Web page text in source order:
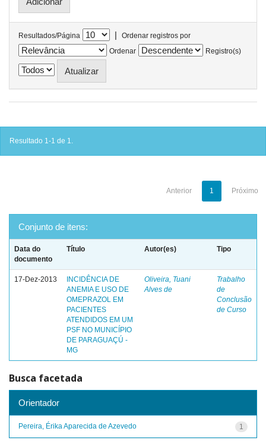
Resultados/Página |
Ordenar registros por
Ordenar
Registro(s)
Resultado 1-1 de 1.
Anterior 1 Próximo
Conjunto de itens:
Data do
documento
Título Autor(es) Tipo
17-Dez-2013
INCIDÊNCIA DE
ANEMIA E USO DE
OMEPRAZOL EM
PACIENTES
ATENDIDOS EM UM
PSF NO MUNICÍPIO
DE PARAGUAÇÚ -
MG
Oliveira, Tuani
Alves de
Trabalho
de
Conclusão
de Curso
Busca facetada
Orientador
1
Pereira, Érika Aparecida de Azevedo